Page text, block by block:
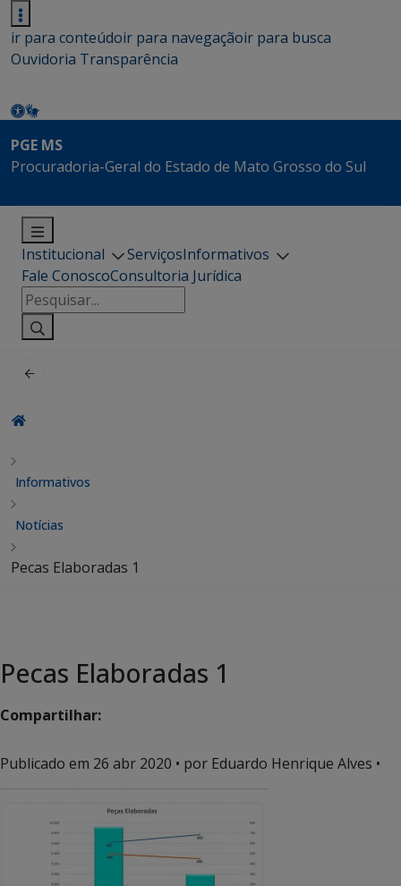
ir para conteúdoir para navegaçãoir para busca
Ouvidoria Transparência
PGE MS
Procuradoria-Geral do Estado de Mato Grosso do Sul
Institucional ServiçosInformativos
Fale ConoscoConsultoria Jurídica
Pesquisar
por:
Informativos
Notícias
Pecas Elaboradas 1
Pecas Elaboradas 1
Compartilhar:
Publicado em 26 abr 2020 • por Eduardo Henrique Alves •